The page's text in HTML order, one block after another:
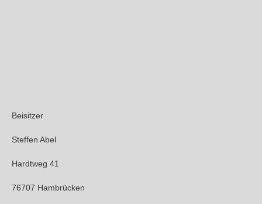
Beisitzer
Steffen Abel
Hardtweg 41
76707 Hambrücken